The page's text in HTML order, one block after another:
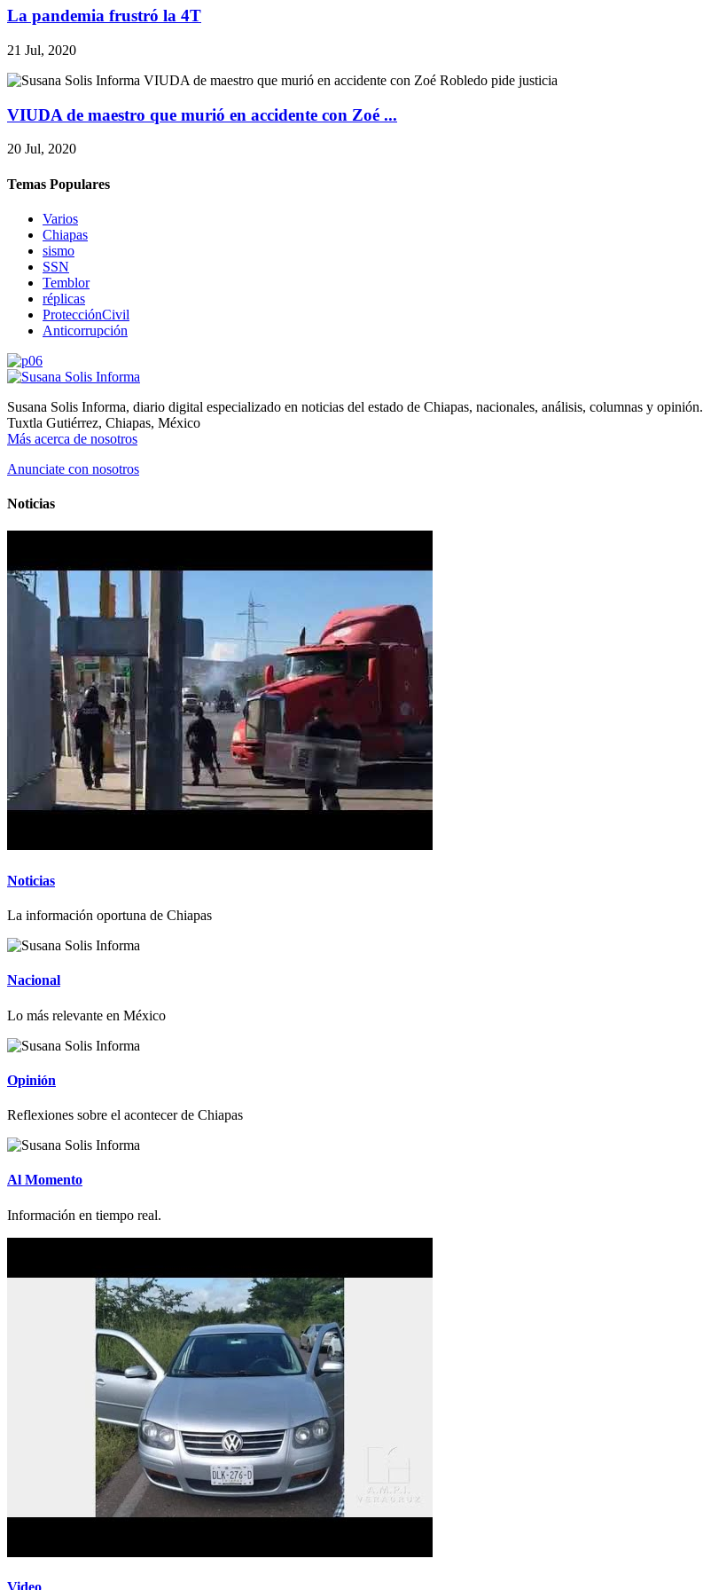
La pandemia frustró la 4T
21 Jul, 2020
VIUDA de maestro que murió en accidente con Zoé ...
20 Jul, 2020
Temas Populares
Varios
Chiapas
sismo
SSN
Temblor
réplicas
ProtecciónCivil
Anticorrupción
Susana Solis Informa, diario digital especializado en noticias del estado de Chiapas, nacionales, análisis, columnas y opinión.
Tuxtla Gutiérrez, Chiapas, México
Más acerca de nosotros
Anunciate con nosotros
Noticias
Noticias
La información oportuna de Chiapas
Nacional
Lo más relevante en México
Opinión
Reflexiones sobre el acontecer de Chiapas
Al Momento
Información en tiempo real.
Video